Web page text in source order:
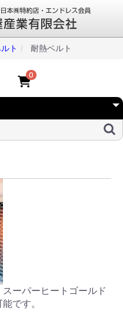
ト 耐熱ベルト
0
ーパーヒートゴールド
です。